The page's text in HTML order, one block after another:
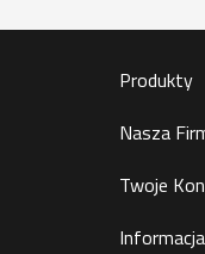
Produkty
Nasza
Twoje